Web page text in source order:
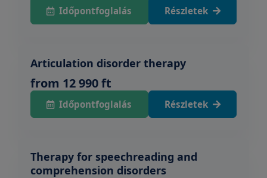
Időpontfoglalás Részletek
Articulation disorder therapy
from 12 990 ft
Időpontfoglalás Részletek
Therapy for speechreading and
comprehension disorders